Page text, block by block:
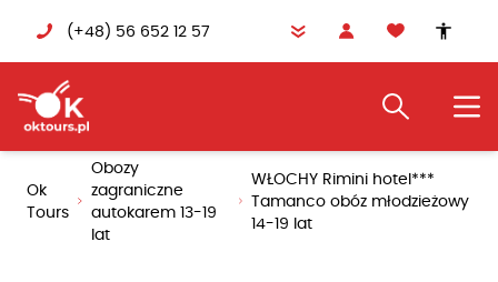
(+48) 56 652 12 57 accessibility
Terminy i ceny Transport
Ok
Tours
Obozy
zagraniczne
autokarem 13-19
lat
WŁOCHY Rimini hotel***
Tamanco obóz młodzieżowy
14-19 lat